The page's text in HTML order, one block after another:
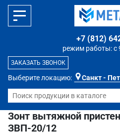
Выберите локацию: Санкт -
режим работы: с
+7 (812)
ЗАКАЗАТЬ ЗВОНОК
Зонт вытяжной
ЗВП-20/12